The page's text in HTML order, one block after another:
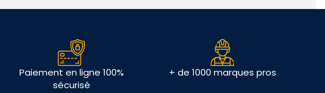
Paiement en ligne 100%
sécurisé
+ de 1000 marques pros